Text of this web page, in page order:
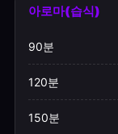
아로마(습식)
90분
120분
150분